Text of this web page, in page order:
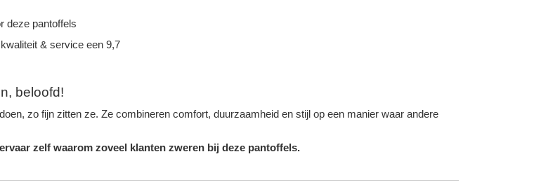
deze pantoffels
& service een 9,7
beloofd!
zo fijn zitten ze. Ze combineren comfort, duurzaamheid en stijl op een manier waar andere
zelf waarom zoveel klanten zweren bij deze pantoffels.